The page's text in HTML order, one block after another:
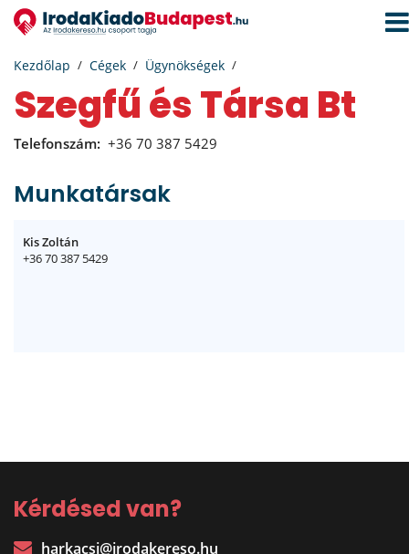
Kezdőlap Cégek Ügynökségek
Szegfű és Társa Bt
Telefonszám: +36 70 387 5429
Munkatársak
Kis Zoltán
+36 70 387 5429
Kérdésed van?
harkacsi@irodakereso.hu